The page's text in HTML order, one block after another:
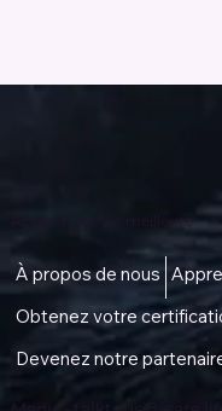
Accès à une vie meilleure
À propos de nous
Obtenez votre
Devenez notre